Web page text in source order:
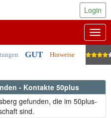
GUT Hinweise
Login
- Kontakte 50plus
gefunden, die im 50plus-
sind.